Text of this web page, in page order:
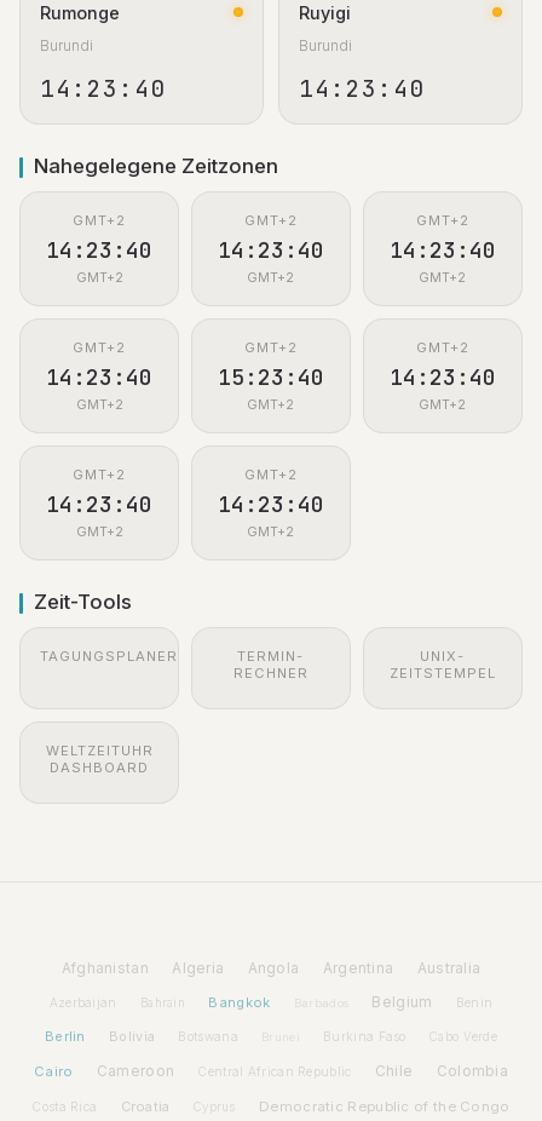
Rumonge
Burundi
14:23:40
Ruyigi
Burundi
14:23:40
Nahegelegene Zeitzonen
GMT+2
14:23:40
GMT+2
GMT+2
14:23:40
GMT+2
GMT+2
14:23:40
GMT+2
GMT+2
14:23:40
GMT+2
GMT+2
15:23:40
GMT+2
GMT+2
14:23:40
GMT+2
GMT+2
14:23:40
GMT+2
GMT+2
14:23:40
GMT+2
Zeit-Tools
TAGUNGSPLANER
TERMIN-
RECHNER
UNIX-
ZEITSTEMPEL
WELTZEITUHR
DASHBOARD
Afghanistan Algeria Angola Argentina Australia
Azerbaijan Bahrain Bangkok Barbados Belgium Benin
Berlin Bolivia Botswana Brunei Burkina Faso Cabo Verde
Cairo Cameroon Central African Republic Chile Colombia
Costa Rica Croatia Cyprus Democratic Republic of the Congo